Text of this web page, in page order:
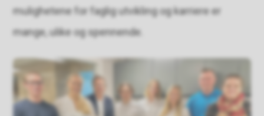
mulighetene for faglig utvikling og karriere er
mange, ulike og spennende.